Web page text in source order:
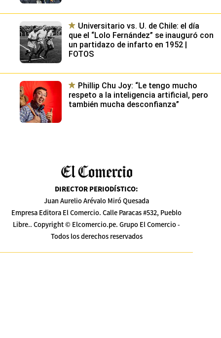
Universitario vs. U. de Chile: el día
que el “Lolo Fernández” se inauguró con
un partidazo de infarto en 1952 |
FOTOS
Phillip Chu Joy: “Le tengo mucho
respeto a la inteligencia artificial, pero
también mucha desconfianza”
DIRECTOR PERIODÍSTICO:
Juan Aurelio Arévalo Miró Quesada
Empresa Editora El Comercio. Calle Paracas #532, Pueblo
Libre.. Copyright © Elcomercio.pe. Grupo El Comercio -
Todos los derechos reservados